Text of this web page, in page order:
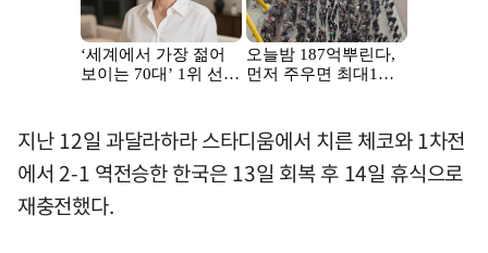
지난 12일 과달라하라 스타디움에서 치른 체코와 1차전
에서 2-1 역전승한 한국은 13일 회복 후 14일 휴식으로
재충전했다.